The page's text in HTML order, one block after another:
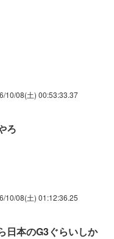
10/08(土) 00:53:33.37
ろ
10/08(土) 01:12:36.25
日本のG3ぐらいしか